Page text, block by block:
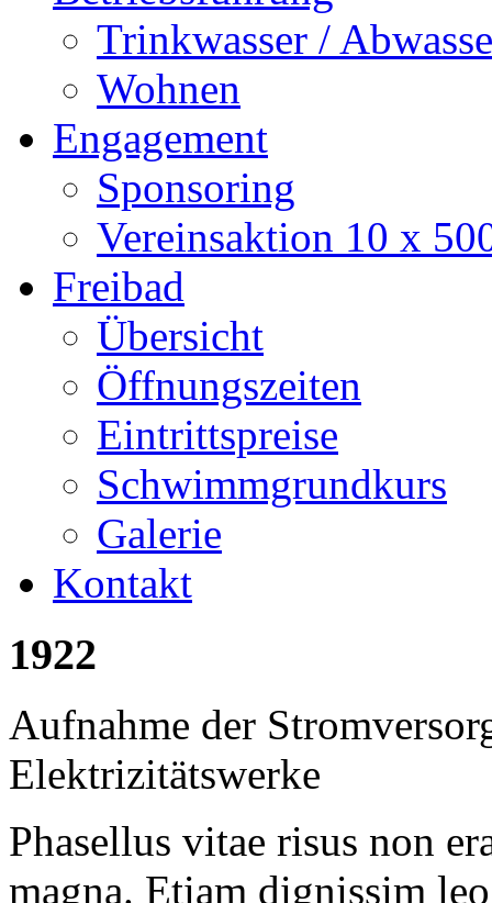
Trinkwasser /
Wohnen
Engagement
Sponsoring
Vereinsaktion 10 x
Freibad
Übersicht
Öffnungszeiten
Eintrittspreise
Schwimmgrundkurs
Galerie
Kontakt
1922
Aufnahme der
Elektrizitätswerke
Phasellus vitae risus non
magna. Etiam dignissim